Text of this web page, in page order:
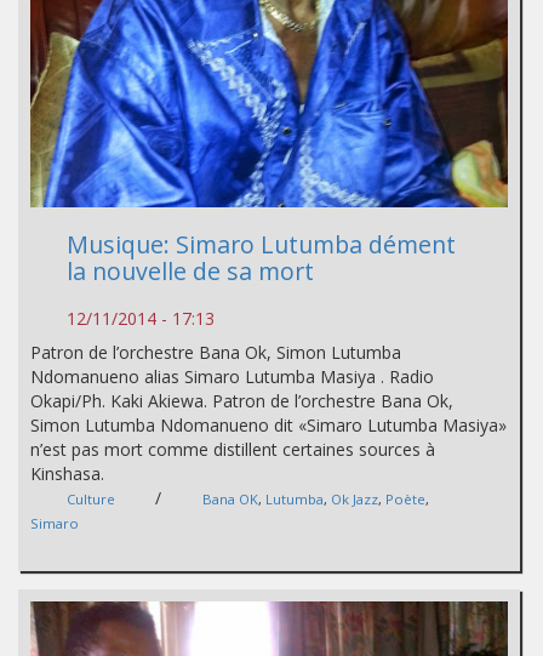
Musique: Simaro Lutumba dément
la nouvelle de sa mort
12/11/2014 - 17:13
Patron de l’orchestre Bana Ok, Simon Lutumba
Ndomanueno alias Simaro Lutumba Masiya . Radio
Okapi/Ph. Kaki Akiewa. Patron de l’orchestre Bana Ok,
Simon Lutumba Ndomanueno dit «Simaro Lutumba Masiya»
n’est pas mort comme distillent certaines sources à
Kinshasa.
Culture / Bana OK, Lutumba, Ok Jazz, Poète,
Simaro